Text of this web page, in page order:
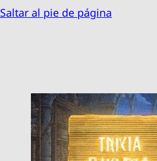
Saltar al pie de página